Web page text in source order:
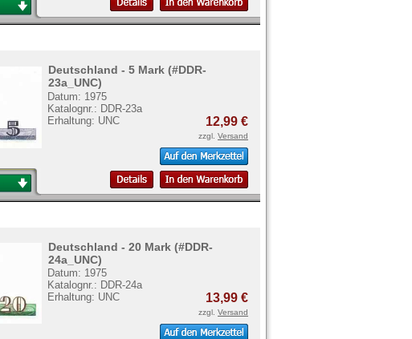
Deutschland - 5 Mark (#DDR-
23a_UNC)
Datum: 1975
Katalognr.: DDR-23a
Erhaltung: UNC
12,99 €
zzgl. Versand
Deutschland - 20 Mark (#DDR-
24a_UNC)
Datum: 1975
Katalognr.: DDR-24a
Erhaltung: UNC
13,99 €
zzgl. Versand